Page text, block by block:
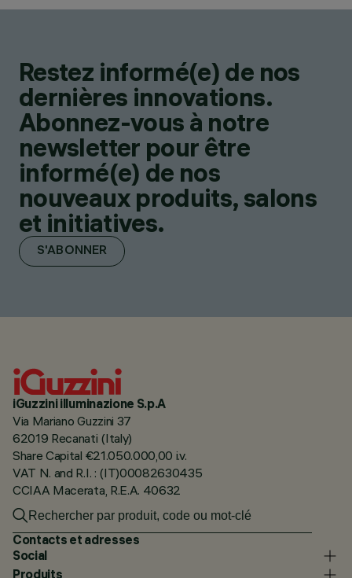
Restez informé(e) de nos
dernières innovations.
Abonnez-vous à notre
newsletter pour être
informé(e) de nos
nouveaux produits, salons
et initiatives.
S'ABONNER
iGuzzini illuminazione S.p.A
Via Mariano Guzzini 37
62019 Recanati (Italy)
Share Capital €21.050.000,00 i.v.
VAT N. and R.I. : (IT)00082630435
CCIAA Macerata, R.E.A. 40632
Contacts et adresses
Social
Produits